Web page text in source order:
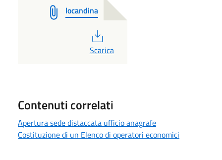
locandina
PDF
Scarica
Contenuti correlati
Apertura sede distaccata ufficio anagrafe
Costituzione di un Elenco di operatori economici